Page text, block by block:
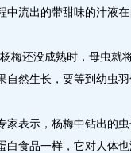
中流出的带甜味的汁液
还没成熟时，母虫就将
自然生长，要等到幼虫羽
表示，杨梅中钻出的虫
白食品一样，它对人体